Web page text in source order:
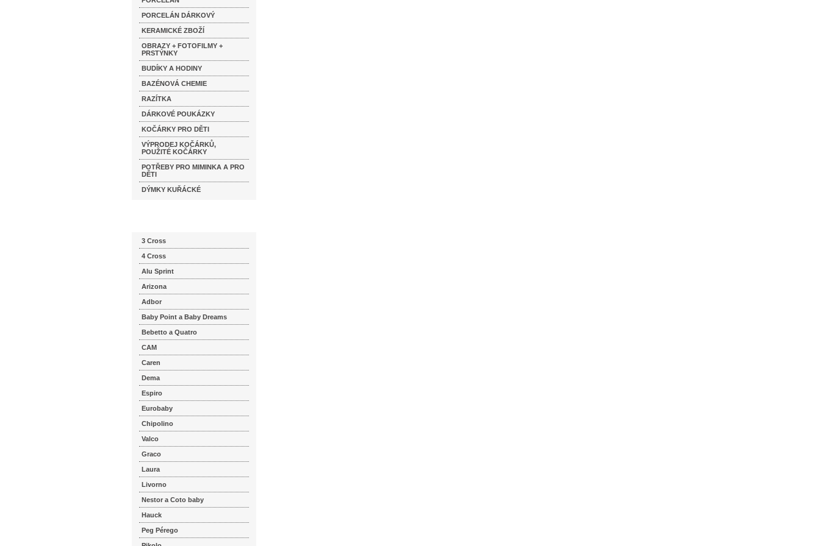
PORCELÁN DÁRKOVÝ
KERAMICKÉ ZBOŽÍ
OBRAZY + FOTOFILMY +
PRSTÝNKY
BUDÍKY A HODINY
BAZÉNOVÁ CHEMIE
RAZÍTKA
DÁRKOVÉ POUKÁZKY
KOČÁRKY PRO DĚTI
VÝPRODEJ KOČÁRKŮ,
POUŽITÉ KOČÁRKY
POTŘEBY PRO MIMINKA A PRO
DĚTI
DÝMKY KUŘÁCKÉ
3 Cross
4 Cross
Alu Sprint
Arizona
Adbor
Baby Point a Baby Dreams
Bebetto a Quatro
CAM
Caren
Dema
Espiro
Eurobaby
Chipolino
Valco
Graco
Laura
Livorno
Nestor a Coto baby
Hauck
Peg Pérego